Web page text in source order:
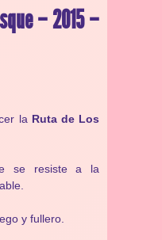
– 2015 –
la Ruta de Los
se resiste a la
y fullero.